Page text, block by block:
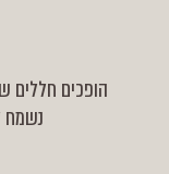
הופכים חללים
נשמח